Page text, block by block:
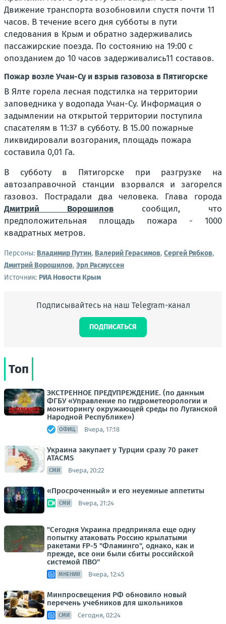
Движение транспорта возобновили спустя почти 11
часов. В течение всего дня субботы в пути
следования в Крым и обратно задерживались
пассажирские поезда. По состоянию на 19:00 с
опозданием до 10 часов задерживались11 составов.
Пожар возле Учан-Су и взрыв газовоза в Пятигорске
В Ялте горела лесная подстилка на территории
заповедника у водопада Учан-Су. Информация о
задымлении на открытой территории поступила
спасателям в 11:37 в субботу. В 15.00 пожарные
ликвидировали возгорания, площадь пожара
составила 0,01 Га.
В субботу в Пятигорске при разгрузке на
автозаправочной станции взорвался и загорелся
газовоз. Пострадали два человека. Глава города
Дмитрий Ворошилов сообщил, что
предположительная площадь пожара - 1000
квадратных метров.
Персоны: Владимир Путин, Валерий Герасимов, Сергей Рябков,
Дмитрий Ворошилов, Эрл Расмуссен
Источник: РИА Новости Крым
Подписывайтесь на наш Telegram-канал
ПОДПИСАТЬСЯ
Топ
ЭКСТРЕННОЕ ПРЕДУПРЕЖДЕНИЕ. (по данным
ФГБУ «Управление по гидрометеорологии и
мониторингу окружающей среды по Луганской
Народной Республике»)
ОФИЦ. Вчера, 17:18
Украина закупает у Турции сразу 70 ракет
ATACMS
СМИ Вчера, 20:22
«Просроченный» и его неуемные аппетиты
СМИ Вчера, 21:24
"Сегодня Украина предприняла еще одну
попытку атаковать Россию крылатыми
ракетами FP-5 "Фламинго", однако, как и
прежде, все они были сбиты российской
системой ПВО"
МНЕНИЯ Вчера, 12:45
Минпросвещения РФ обновило новый
перечень учебников для школьников
СМИ Сегодня, 02:24